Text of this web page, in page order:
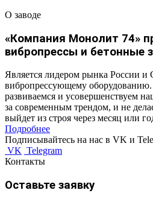
О заводе
«Компания Монолит 74»
вибропрессы и бетонные
Является лидером рынка России
вибропрессующему
развиваемся и усовершенствуем
за современным трендом, и не
выйдет из строя через месяц или
Подробнее
Подписывайтесь на нас в VK и
VK Telegram
Контакты
Оставьте заявку